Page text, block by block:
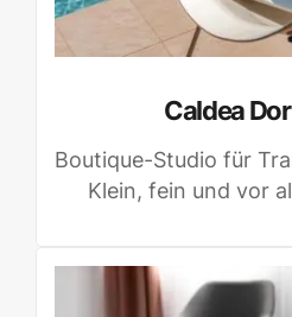
Caldea
Boutique-Studio für
Klein, fein und vor